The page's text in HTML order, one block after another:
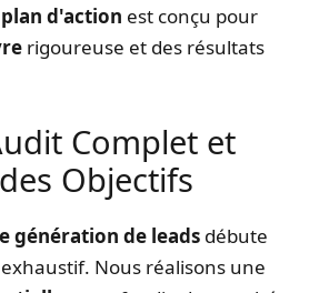
plan d'action est conçu pour
rigoureuse et des résultats
Complet et
Objectifs
génération de leads débute
exhaustif. Nous réalisons une